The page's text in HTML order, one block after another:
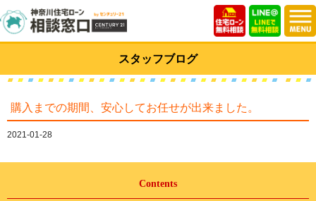
スタッフブログ
購入までの期間、安心してお任せが出来ました。
2021-01-28
Contents